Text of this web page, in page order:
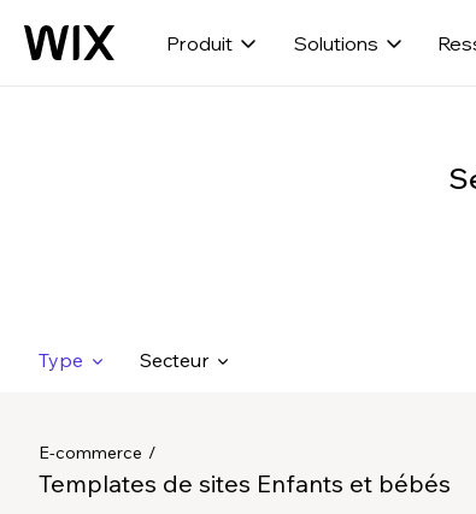
Produit Solutions
Type Secteur
E-commerce
Templates de sites Enfants et bébés